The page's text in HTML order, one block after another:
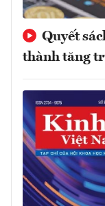
Quyết
thành tăng